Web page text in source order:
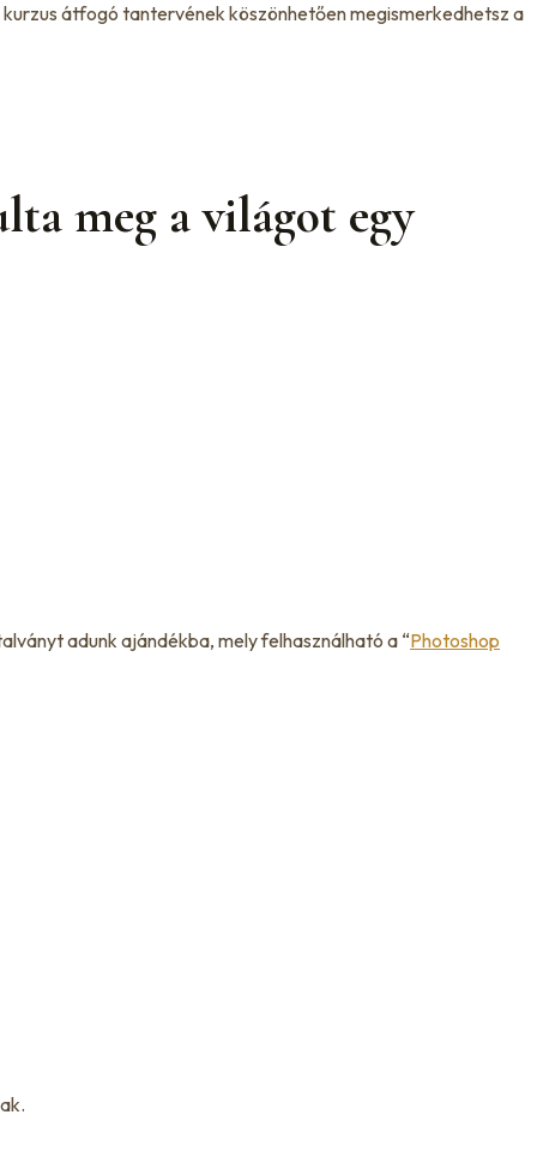
átfogó tantervének köszönhetően megismerkedhetsz a
meg a világot egy
adunk ajándékba, mely felhasználható a “Photoshop